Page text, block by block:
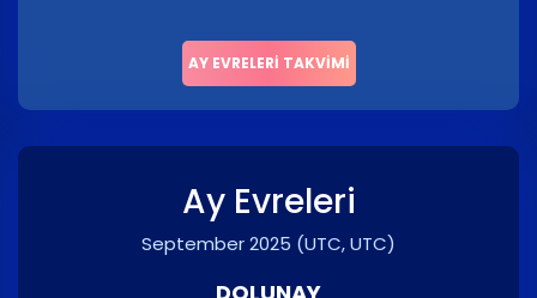
AY EVRELERI TAKVIMI
Ay Evreleri
September 2025 (UTC, UTC)